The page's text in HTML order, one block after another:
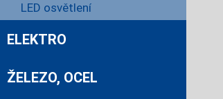
LED osvětlení
ELEKTRO
ŽELEZO, OCEL